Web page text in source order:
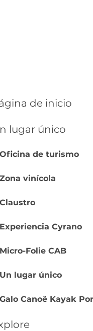
de inicio
lugar único
Oficina de turismo
Zona vinícola
Claustro
Experiencia Cyrano
Micro-Folie CAB
Un lugar único
Galo Canoë Kayak
foy.com